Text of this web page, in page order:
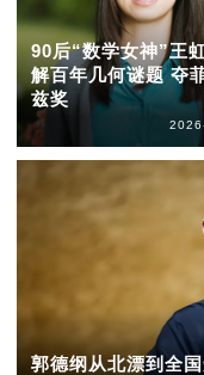
90后“数学女神”王
解百年几何谜题 夺
兹奖
郭德纲从北漂到全